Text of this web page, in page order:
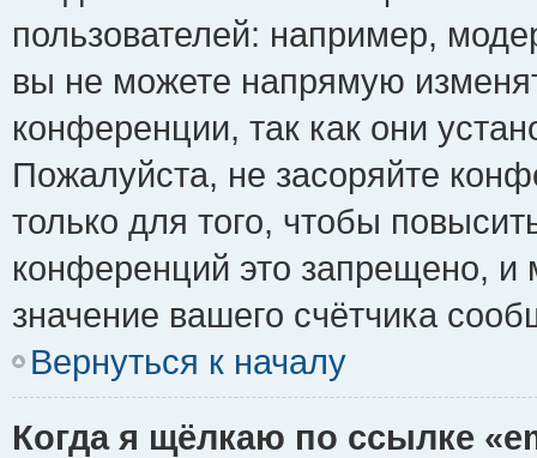
пользователей: например,
вы не можете напрямую
конференции, так как они
Пожалуйста, не засоряйте
только для того, чтобы
конференций это запрещено, и
значение вашего счётчика
Вернуться к началу
Когда я щёлкаю по ссылке